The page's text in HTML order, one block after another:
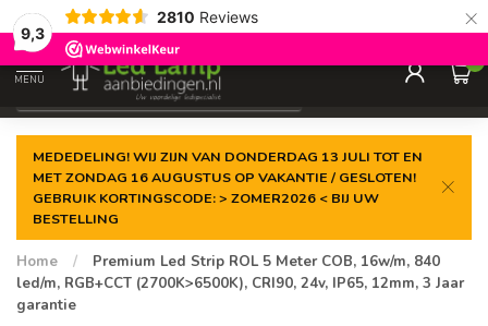
9,3
2810 Reviews ×
Gegarandeerde delaagste prijs
MENU
0
MEDEDELING! WIJ ZIJN VAN DONDERDAG 13 JULI TOT EN
MET ZONDAG 16 AUGUSTUS OP VAKANTIE / GESLOTEN!
GEBRUIK KORTINGSCODE: > ZOMER2026 < BIJ UW
BESTELLING
Home /
Premium Led Strip ROL 5 Meter COB, 16w/m, 840
led/m, RGB+CCT (2700K>6500K), CRI90, 24v, IP65, 12mm, 3 Jaar
garantie